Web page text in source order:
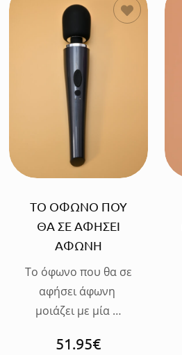
ΠΡΟΣΘΗΚΗ
ΤΟ ΟΦΩΝΟ ΠΟΥ
ΘΑ ΣΕ ΑΦΗΣΕΙ
ΑΦΩΝΗ
Το όφωνο που θα σε
αφήσει άφωνη
μοιάζει με μία …
51.95€